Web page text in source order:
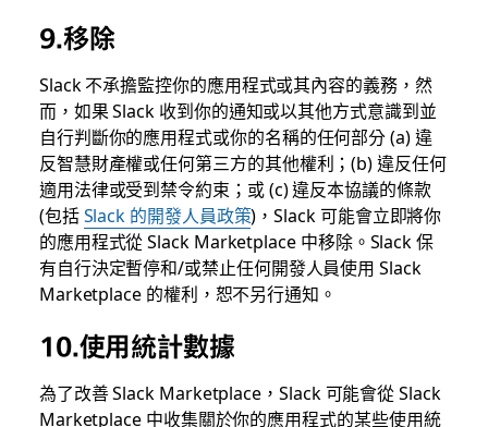
9.移除
Slack 不承擔監控你的應用程式或其內容的義務，然
而，如果 Slack 收到你的通知或以其他方式意識到並
自行判斷你的應用程式或你的名稱的任何部分 (a) 違
反智慧財產權或任何第三方的其他權利；(b) 違反任何
適用法律或受到禁令約束；或 (c) 違反本協議的條款
(包括Slack 的開發人員政策)，Slack 可能會立即將你
的應用程式從 Slack Marketplace 中移除。Slack 保
有自行決定暫停和/或禁止任何開發人員使用 Slack
Marketplace 的權利，恕不另行通知。
10.使用統計數據
為了改善 Slack Marketplace，Slack 可能會從 Slack
Marketplace 中收集關於你的應用程式的某些使用統